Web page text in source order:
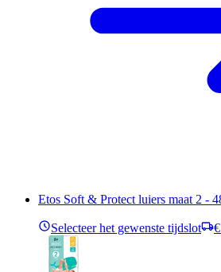
Etos Soft & Protect luiers maat 2 -
Selecteer het gewenste tijdslot